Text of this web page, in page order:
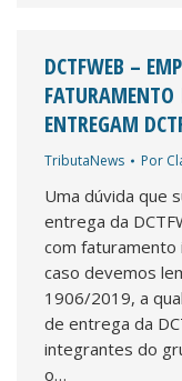
DCTFWEB –
ENTREGAM
TributaNews Por
Uma dúvida que
entrega da
com faturamento
caso devemos
1906/2019, a
de entrega da
integrantes do
o…